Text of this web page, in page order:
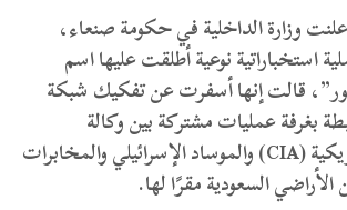
وزارة الداخلية في حكومة صنعاء،
استخباراتية نوعية أطلقت عليها اسم
قالت إنها أسفرت عن تفكيك شبكة
بغرفة عمليات مشتركة بين وكالة
الاستخبارات الأمريكية (CIA) والموساد الإسرائيلي والمخابرات
السعودية مقرًا لها.